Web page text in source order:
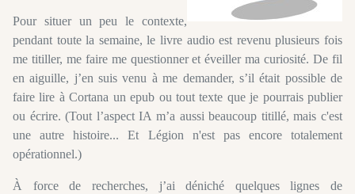
Pour situer un peu le contexte,
pendant toute la semaine, le livre audio est revenu plusieurs fois
me titiller, me faire me questionner et éveiller ma curiosité. De fil
en aiguille, j’en suis venu à me demander, s’il était possible de
faire lire à Cortana un epub ou tout texte que je pourrais publier
ou écrire. (Tout l’aspect IA m’a aussi beaucoup titillé, mais c'est
une autre histoire... Et Légion n'est pas encore totalement
opérationnel.)
À force de recherches, j’ai déniché quelques lignes de